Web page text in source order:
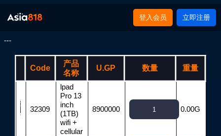
登入会员 立即注册
---
Code
产品
名称
U.GP 数量 重量
32309
lpad
Pro 13
inch
(1TB)
wifi +
cellular
8900000 0.00G